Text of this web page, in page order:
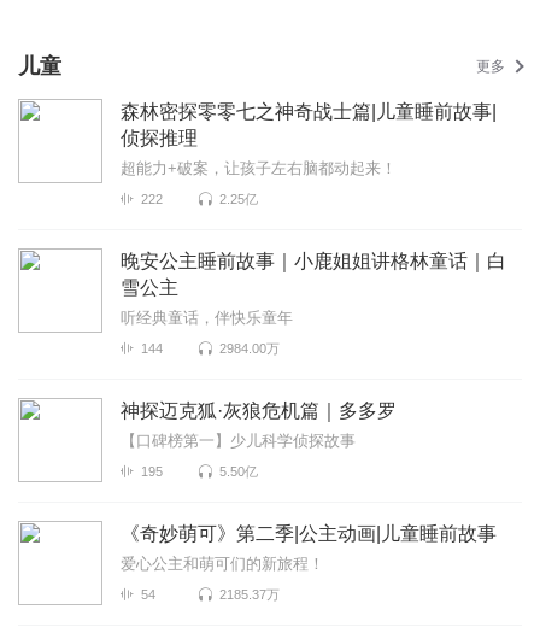
儿童 更多
森林密探零零七之神奇战士篇|儿童睡前故事|
侦探推理
超能力+破案，让孩子左右脑都动起来！
222 2.25亿
晚安公主睡前故事｜小鹿姐姐讲格林童话｜白
雪公主
听经典童话，伴快乐童年
144 2984.00万
神探迈克狐·灰狼危机篇｜多多罗
【口碑榜第一】少儿科学侦探故事
195 5.50亿
《奇妙萌可》第二季|公主动画|儿童睡前故事
爱心公主和萌可们的新旅程！
54 2185.37万